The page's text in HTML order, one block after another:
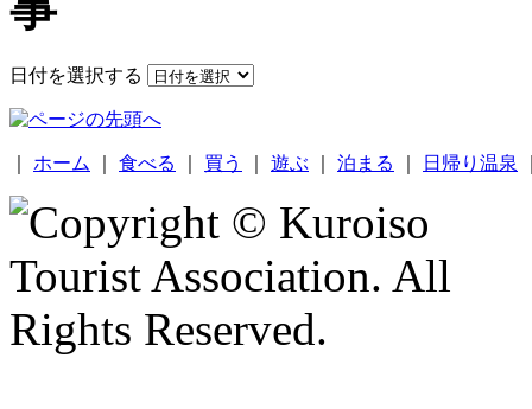
日付を選択する
ホーム 食べる 買う 遊ぶ 泊まる 日帰り温泉